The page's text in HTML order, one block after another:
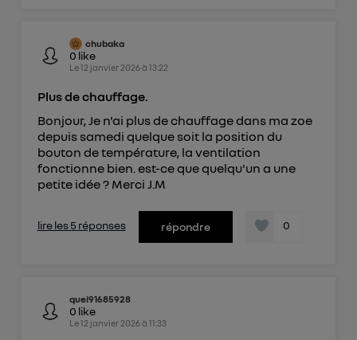
chubaka
0 like
Le12 janvier 2026à 13:22
Plus de chauffage.
Bonjour, Je n'ai plus de chauffage dans ma zoe
depuis samedi quelque soit la position du
bouton de température, la ventilation
fonctionne bien. est-ce que quelqu'un a une
petite idée ? Merci J.M
lire les 5 réponses répondre 0
quei91685928
0 like
Le12 janvier 2026à 11:33